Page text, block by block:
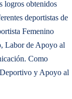
logros obtenidos
deportistas de
Femenino
Labor de Apoyo al
Como
y Apoyo al